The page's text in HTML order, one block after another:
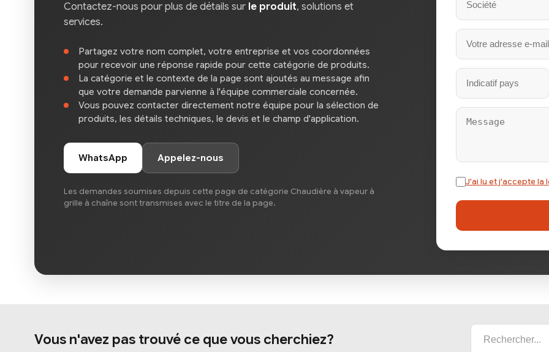
Contactez-nous pour plus de détails sur le produit, solutions et
services.
Partagez votre nom complet, votre entreprise et vos coordonnées
pour recevoir une réponse rapide pour cette catégorie de produits.
La catégorie et le contexte de la page sont ajoutés au message afin
que votre demande parvienne à l'équipe commerciale concernée.
Vous pouvez contacter directement notre équipe pour la sélection de
produits, les détails techniques, le devis et le champ d'application.
WhatsApp Appelez-nous
Les demandes soumises depuis cette page de catégorie Chaudière à vapeur à
grille à chaîne sont transmises avec le titre de la page.
J'ai lu et j'accepte la
Vous n'avez pas trouvé ce que vous cherchiez?